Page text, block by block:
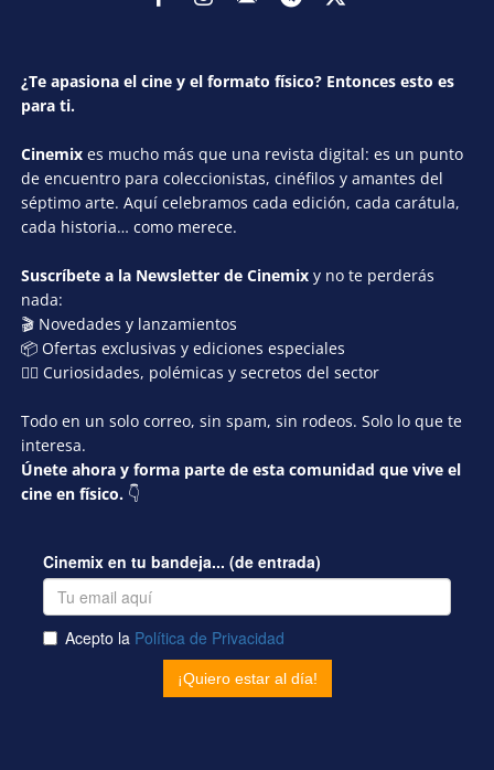
¿Te apasiona el cine y el formato físico? Entonces esto es
para ti.
Cinemix es mucho más que una revista digital: es un punto
de encuentro para coleccionistas, cinéfilos y amantes del
séptimo arte. Aquí celebramos cada edición, cada carátula,
cada historia… como merece.
Suscríbete a la Newsletter de Cinemix y no te perderás
nada:
🎬 Novedades y lanzamientos
📦 Ofertas exclusivas y ediciones especiales
🕵️‍♂️ Curiosidades, polémicas y secretos del sector
Todo en un solo correo, sin spam, sin rodeos. Solo lo que te
interesa.
Únete ahora y forma parte de esta comunidad que vive el
cine en físico. 👇